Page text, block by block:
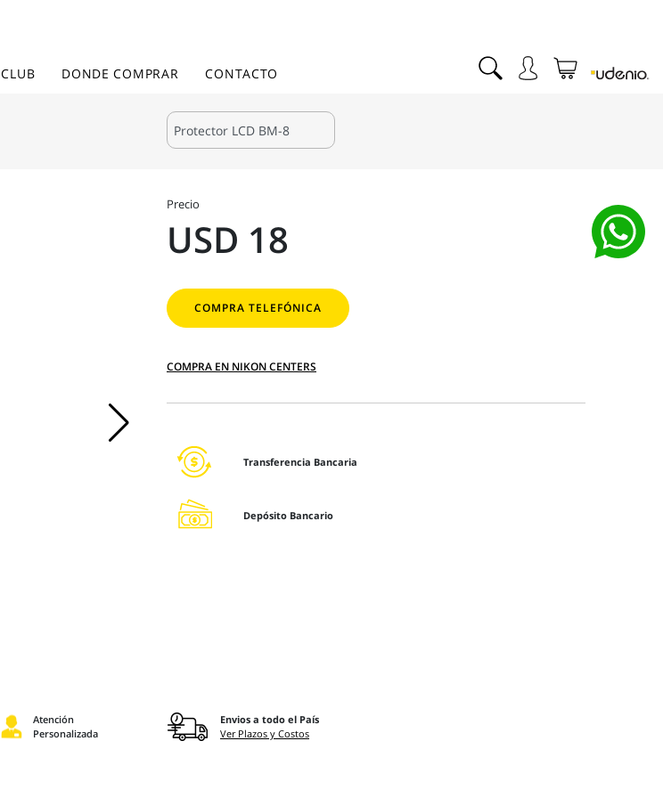
CLUB DONDE COMPRAR CONTACTO
Precio
USD 18
COMPRA TELEFÓNICA
COMPRA EN NIKON CENTERS
Transferencia Bancaria
Depósito Bancario
Atención
Personalizada
Envios a todo el País
Ver Plazos y Costos